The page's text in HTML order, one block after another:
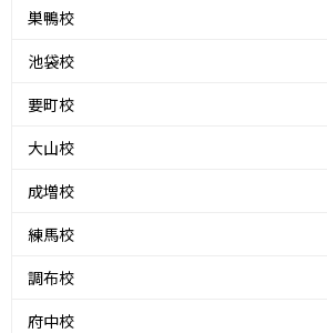
巣鴨校
池袋校
要町校
大山校
成増校
練馬校
調布校
府中校